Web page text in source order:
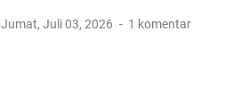
Jumat, Juli 03, 2026 1 komentar